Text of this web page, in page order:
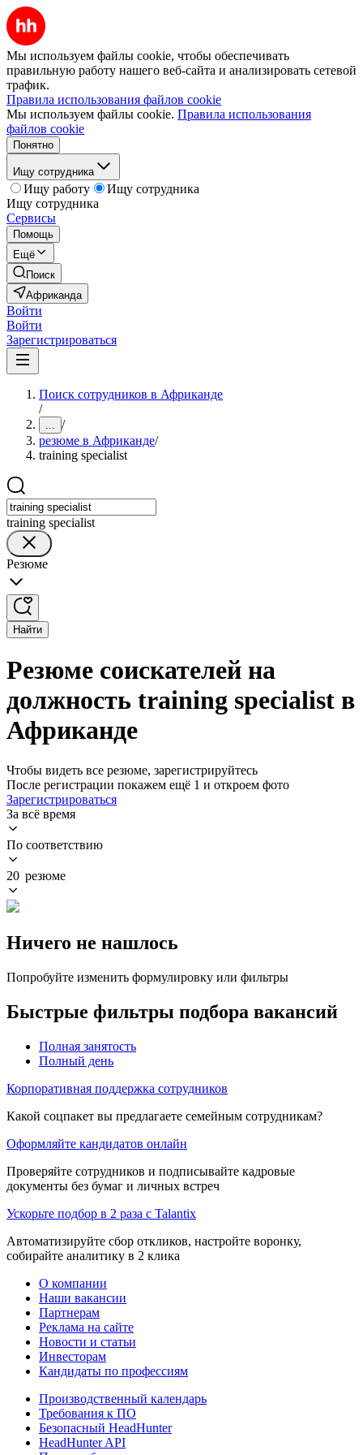
Мы используем файлы cookie, чтобы обеспечивать
правильную работу нашего веб-сайта и анализировать сетевой
трафик.
Правила использования файлов cookie
Мы используем файлы cookie. Правила использования
файлов cookie
Понятно
Ищу сотрудника
Ищу работу
Ищу сотрудника
Ищу сотрудника
Сервисы
Помощь
Ещё
Поиск
Африканда
Войти
Войти
Зарегистрироваться
Поиск сотрудников в Африканде
/
... /
резюме в Африканде/
training specialist
training specialist
Резюме
Найти
Резюме соискателей на
должность training specialist в
Африканде
Чтобы видеть все резюме, зарегистрируйтесь
После регистрации покажем ещё 1 и откроем фото
Зарегистрироваться
За всё время
По соответствию
20 резюме
Ничего не нашлось
Попробуйте изменить формулировку или фильтры
Быстрые фильтры подбора вакансий
Полная занятость
Полный день
Корпоративная поддержка сотрудников
Какой соцпакет вы предлагаете семейным сотрудникам?
Оформляйте кандидатов онлайн
Проверяйте сотрудников и подписывайте кадровые
документы без бумаг и личных встреч
Ускорьте подбор в 2 раза с Talantix
Автоматизируйте сбор откликов, настройте воронку,
собирайте аналитику в 2 клика
О компании
Наши вакансии
Партнерам
Реклама на сайте
Новости и статьи
Инвесторам
Кандидаты по профессиям
Производственный календарь
Требования к ПО
Безопасный HeadHunter
HeadHunter API